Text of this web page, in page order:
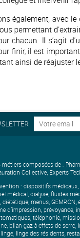
également, avec
permettant
chacun. Il s’agit
finir, il est
ainsi de réajuster
métiers composées de :
Collective, Experts
: dispositifs
médical, dialyse, fluides
diététique, menus,
d’impression,
téléphonie,
bilan gaz à effets de
linge des résidents,